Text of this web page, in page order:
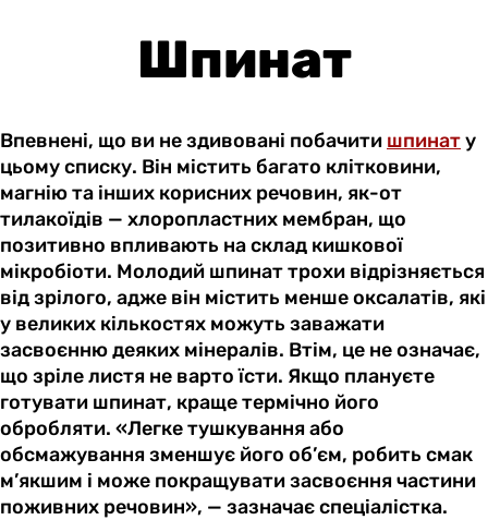
Шпинат
Впевнені, що ви не здивовані побачити шпинату
цьому списку. Він містить багато клітковини,
магнію та інших корисних речовин, як-от
тилакоїдів — хлоропластних мембран, що
позитивно впливають на склад кишкової
мікробіоти. Молодий шпинат трохи відрізняється
від зрілого, адже він містить менше оксалатів, які
у великих кількостях можуть заважати
засвоєнню деяких мінералів. Втім, це не означає,
що зріле листя не варто їсти. Якщо плануєте
готувати шпинат, краще термічно його
обробляти. «Легке тушкування або
обсмажування зменшує його об’єм, робить смак
м’якшим і може покращувати засвоєння частини
поживних речовин», — зазначає спеціалістка.